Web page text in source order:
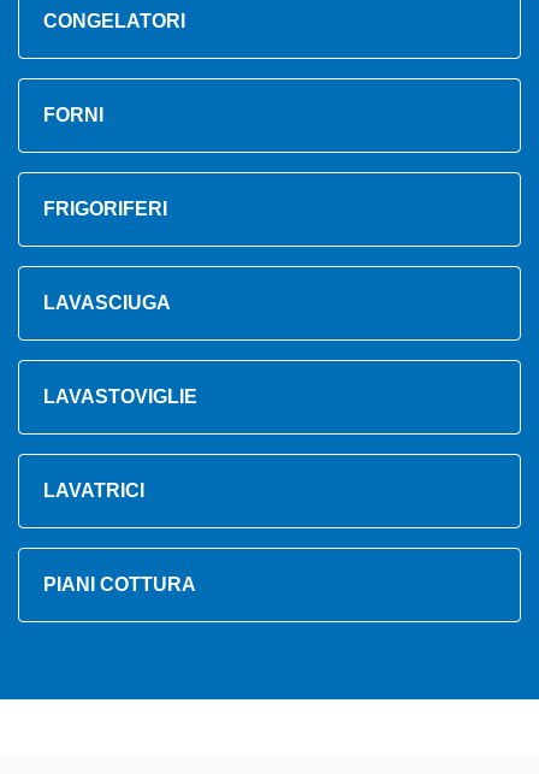
CONGELATORI
FORNI
FRIGORIFERI
LAVASCIUGA
LAVASTOVIGLIE
LAVATRICI
PIANI COTTURA